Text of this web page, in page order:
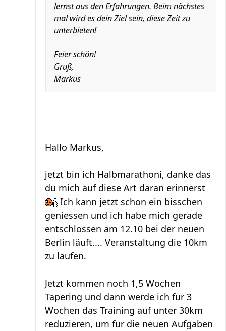
lernst aus den Erfahrungen. Beim nächstes
mal wird es dein Ziel sein, diese Zeit zu
unterbieten!
Feier schön!
Gruß,
Markus
Hallo Markus,
jetzt bin ich Halbmarathoni, danke das
du mich auf diese Art daran erinnerst
Ich kann jetzt schon ein bisschen
geniessen und ich habe mich gerade
entschlossen am 12.10 bei der neuen
Berlin läuft.... Veranstaltung die 10km
zu laufen.
Jetzt kommen noch 1,5 Wochen
Tapering und dann werde ich für 3
Wochen das Training auf unter 30km
reduzieren, um für die neuen Aufgaben